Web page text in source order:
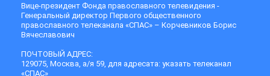
Вице-президент Фонда православного телевидения -
Генеральный директор Первого общественного
православного телеканала «СПАС» – Корчевников Борис
Вячеславович
ПОЧТОВЫЙ АДРЕС:
129075, Москва, а/я 59, для адресата: указать телеканал
«СПАС»